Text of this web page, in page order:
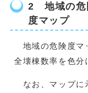
2 地域の危
度マップ
地域の危険度マ
全壊棟数率を色分
なお、マップに